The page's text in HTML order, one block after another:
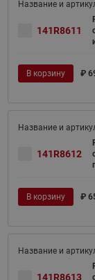
141R8611
В корзину ₽
141R8612
В корзину ₽
141R8613